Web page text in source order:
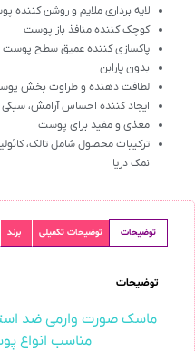
لایه برداری ملایم و روشن کننده
کوچک کننده منافذ باز پوست
پاکسازی کننده عمیق سطح پوست
بدون پارابن
لطافت دهنده و طراوت بخش
ایجاد کننده احساس آرامش،
مغذی و مفید برای پوست
ترکیبات محصول شامل تالک،
نمک دریا
توضیحات توضیحات تکمیلی برند
توضیحات
ماسک صورت وارمی ضد
مناسب انواع پوست 150